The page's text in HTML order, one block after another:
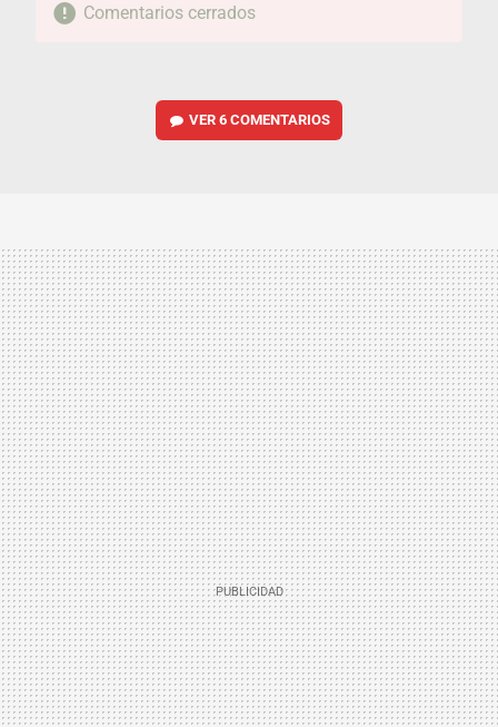
Comentarios cerrados
VER6 COMENTARIOS